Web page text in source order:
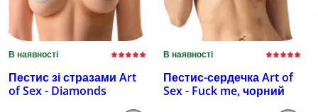
В наявності
Пестис зі стразами Art
of Sex - Diamonds
В наявності
Пестис-сердечка Art of
Sex - Fuck me, чорний